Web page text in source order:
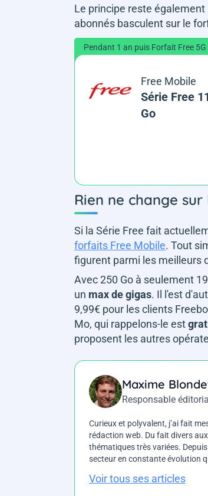
Le principe reste
abonnés basculent sur le
Pendant 1 an puis Forfait Free 5G
Free Mobile
Série Free
Go
Rien ne change
Si la Série Free fait
forfaits Free Mobile. Tout
figurent parmi les meilleurs
Avec 250 Go à seulement
un max de gigas. Il l'est
9,99€ pour les clients
Mo, qui rappelons-le est
proposent les autres
Maxime
Responsable
Curieux et polyvalent, j’ai fait
rédaction web. Du fait divers
thématiques très variées.
secteur en constante évolution
Voir tous ses articles